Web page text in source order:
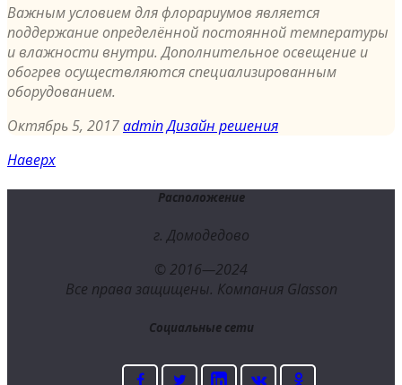
Важным условием для флорариумов является
поддержание определённой постоянной температуры
и влажности внутри. Дополнительное освещение и
обогрев осуществляются специализированным
оборудованием.
Октябрь 5, 2017adminДизайн решения
Наверх
Расположение
г. Домодедово
© 2016—2024
Все права защищены. Компания Glasson
Социальные сети